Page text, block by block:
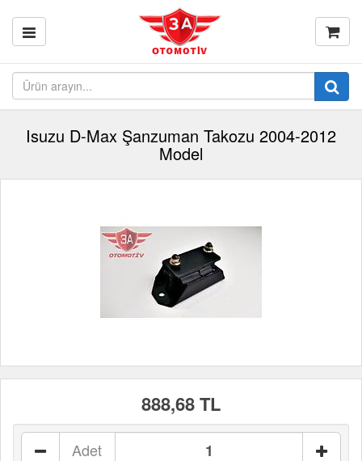
Isuzu D-Max Şanzuman Takozu 2004-2012
Model
888,68 TL
Adet